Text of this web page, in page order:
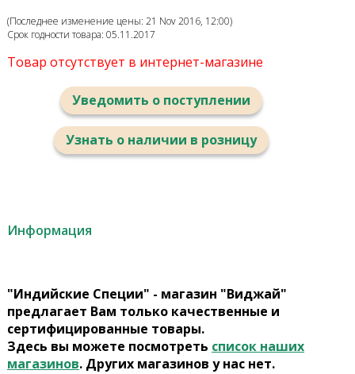
(Последнее изменение цены: 21 Nov 2016, 12:00)
Срок годности товара: 05.11.2017
Товар отсутствует в интернет-магазине
Уведомить о поступлении
Узнать о наличии в розницу
Информация
"Индийские Специи" - магазин "Виджай"
предлагает Вам только качественные и
сертифицированные товары.
Здесь вы можете посмотреть список наших
магазинов. Других магазинов у нас нет.